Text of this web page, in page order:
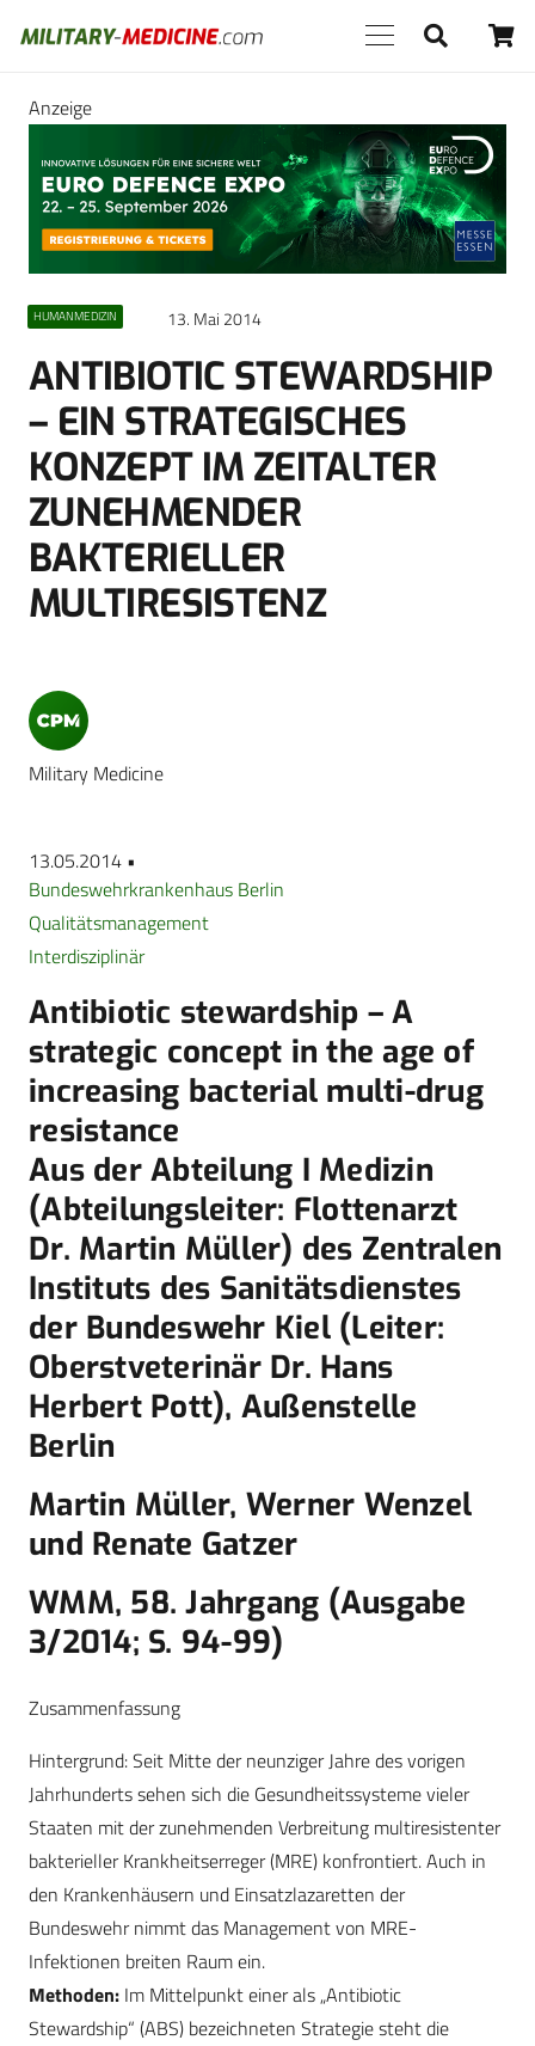
Anzeige
HUMANMEDIZIN 13. Mai 2014
ANTIBIOTIC STEWARDSHIP
– EIN STRATEGISCHES
KONZEPT IM ZEITALTER
ZUNEHMENDER
BAKTERIELLER
MULTIRESISTENZ
Military Medicine
13.05.2014 •
Bundeswehrkrankenhaus Berlin
Qualitätsmanagement
Interdisziplinär
Antibiotic stewardship – A
strategic concept in the age of
increasing bacterial multi-drug
resistance
Aus der Abteilung I Medizin
(Abteilungsleiter: Flottenarzt
Dr. Martin Müller) des Zentralen
Instituts des Sanitätsdienstes
der Bundeswehr Kiel (Leiter:
Oberstveterinär Dr. Hans
Herbert Pott), Außenstelle
Berlin
Martin Müller, Werner Wenzel
und Renate Gatzer
WMM, 58. Jahrgang (Ausgabe
3/2014; S. 94-99)
Zusammenfassung
Hintergrund: Seit Mitte der neunziger Jahre des vorigen
Jahrhunderts sehen sich die Gesundheitssysteme vieler
Staaten mit der zunehmenden Verbreitung multiresistenter
bakterieller Krankheitserreger (MRE) konfrontiert. Auch in
den Krankenhäusern und Einsatzlazaretten der
Bundeswehr nimmt das Management von MRE-
Infektionen breiten Raum ein.
Methoden: Im Mittelpunkt einer als „Antibiotic
Stewardship“ (ABS) bezeichneten Strategie steht die